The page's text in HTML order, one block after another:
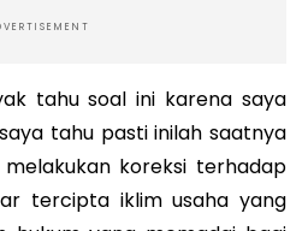
tahu soal ini karena saya
tahu pasti inilah saatnya
koreksi terhadap
tercipta iklim usaha yang